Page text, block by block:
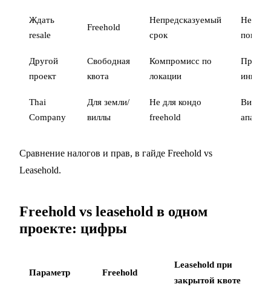
Ждать
resale
Freehold
Непредсказуемый
срок
Не
Другой
проект
Свободная
квота
Компромисс по
локации
Thai
Company
Для земли/
виллы
Не для кондо
freehold
Виллы,
Сравнение налогов и прав, в гайде Freehold vs
Leasehold.
Freehold vs leasehold в одном
проекте: цифры
Параметр Freehold
Leasehold при
закрытой квоте